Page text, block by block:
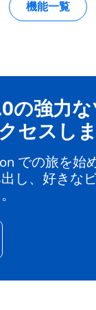
機能一覧
の強力
セスし
での旅を始
し、好きな